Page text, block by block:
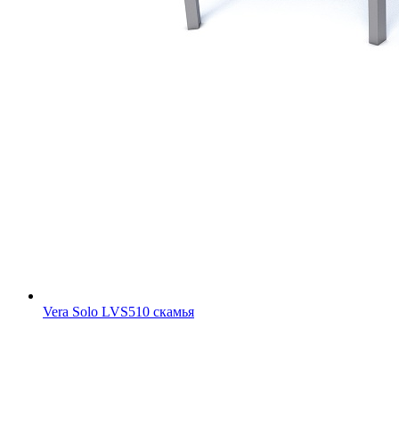
Vera Solo LVS510 скамья